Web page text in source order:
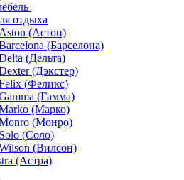
отдыха
(Астон)
(Барселона)
(Дельта)
(Дэкстер)
(Феликс)
(Гамма)
(Марко)
(Монро)
(Соло)
(Вилсон)
(Астра)